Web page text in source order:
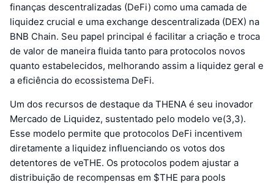
finanças descentralizadas (DeFi) como uma camada de
liquidez crucial e uma exchange descentralizada (DEX) na
BNB Chain. Seu papel principal é facilitar a criação e troca
de valor de maneira fluida tanto para protocolos novos
quanto estabelecidos, melhorando assim a liquidez geral e
a eficiência do ecossistema DeFi.
Um dos recursos de destaque da THENA é seu inovador
Mercado de Liquidez, sustentado pelo modelo ve(3,3).
Esse modelo permite que protocolos DeFi incentivem
diretamente a liquidez influenciando os votos dos
detentores de veTHE. Os protocolos podem ajustar a
distribuição de recompensas em $THE para pools